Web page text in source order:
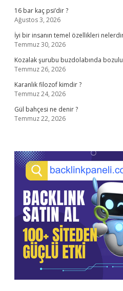
16 bar kaç psi’dir ?
Ağustos 3, 2026
İyi bir insanın temel özellikleri
Temmuz 30, 2026
Kozalak şurubu buzdolabında
Temmuz 26, 2026
Karanlık filozof kimdir ?
Temmuz 24, 2026
Gül bahçesi ne denir ?
Temmuz 22, 2026